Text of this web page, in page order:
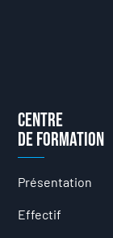
Centre
de formation
Présentation
Effectif